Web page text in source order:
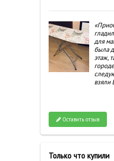
для
была
этаж,
взяли
Оставить отзыв
Только что купили